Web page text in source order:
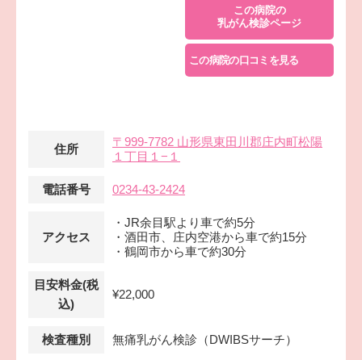
この病院の
乳がん検診ページ
この病院の口コミを見る
住所
〒999-7782 山形県東田川郡庄内町松陽
１丁目１−１
電話番号 0234-43-2424
アクセス
・JR余目駅より車で約5分
・酒田市、庄内空港から車で約15分
・鶴岡市から車で約30分
目安料金(税
込)
¥22,000
検査種別 無痛乳がん検診（DWIBSサーチ）